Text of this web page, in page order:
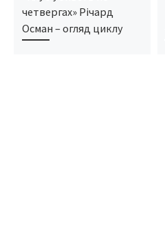
четвергах» Річард
Осман – огляд циклу